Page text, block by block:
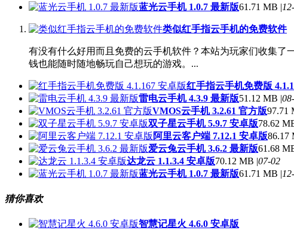
蓝光云手机 1.0.7 最新版61.71 MB |
类似红手指云手机的免费软件
有没有什么好用而且免费的云手机软件？本站为玩家们收集
钱也能随时随地畅玩自己想玩的游戏。...
红手指云手机免费版
雷电云手机 4.3.9 最新版51.12 MB |
VMOS云手机 3.2.61 官方版97.71
双子星云手机 5.9.7 安卓版78.62
阿里云客户端 7.12.1 安卓版86.17
爱云兔云手机 3.6.2 最新版61.68
达龙云 1.1.3.4 安卓版70.12 MB |07-02
蓝光云手机 1.0.7 最新版61.71 MB |
猜你喜欢
智慧记星火 4.6.0 安卓版